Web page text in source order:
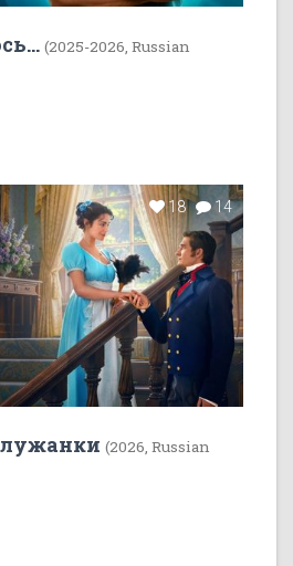
(2025-2026, Russian
18 14
(2026, Russian